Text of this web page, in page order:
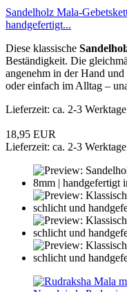
Sandelholz Mala-
handgefertigt...
Diese klassische
Beständigkeit. Die
angenehm in der Hand
oder einfach im Alltag –
Lieferzeit: ca. 2-3 Werktage
18,95 EUR
Lieferzeit: ca. 2-3 Werktage